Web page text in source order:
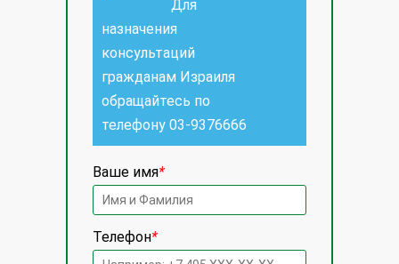
Для
назначения
консультаций
гражданам Израиля
обращайтесь по
телефону 03-9376666
Ваше имя*
Телефон*